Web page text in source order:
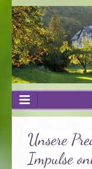
Unsere
Impulse